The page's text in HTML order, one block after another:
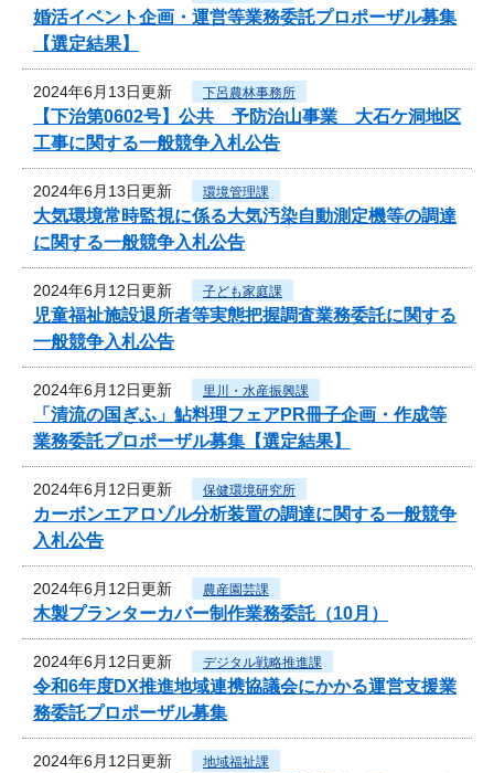
婚活イベント企画・運営等業務委託プロポーザル募集
【選定結果】
2024年6月13日更新 下呂農林事務所
【下治第0602号】公共 予防治山事業 大石ケ洞地区
工事に関する一般競争入札公告
2024年6月13日更新 環境管理課
大気環境常時監視に係る大気汚染自動測定機等の調達
に関する一般競争入札公告
2024年6月12日更新 子ども家庭課
児童福祉施設退所者等実態把握調査業務委託に関する
一般競争入札公告
2024年6月12日更新 里川・水産振興課
「清流の国ぎふ」鮎料理フェアPR冊子企画・作成等
業務委託プロポーザル募集【選定結果】
2024年6月12日更新 保健環境研究所
カーボンエアロゾル分析装置の調達に関する一般競争
入札公告
2024年6月12日更新 農産園芸課
木製プランターカバー制作業務委託（10月）
2024年6月12日更新 デジタル戦略推進課
令和6年度DX推進地域連携協議会にかかる運営支援業
務委託プロポーザル募集
2024年6月12日更新 地域福祉課